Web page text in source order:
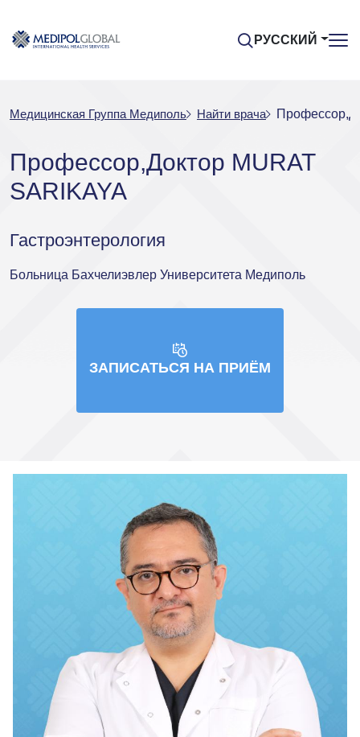
РУССКИЙ
Медицинская Группа Медиполь Найти врача
Профессор,Доктор MURAT
SARIKAYA
Гастроэнтерология
Больница Бахчелиэвлер Университета Медиполь
ЗАПИСАТЬСЯ НА ПРИЁМ